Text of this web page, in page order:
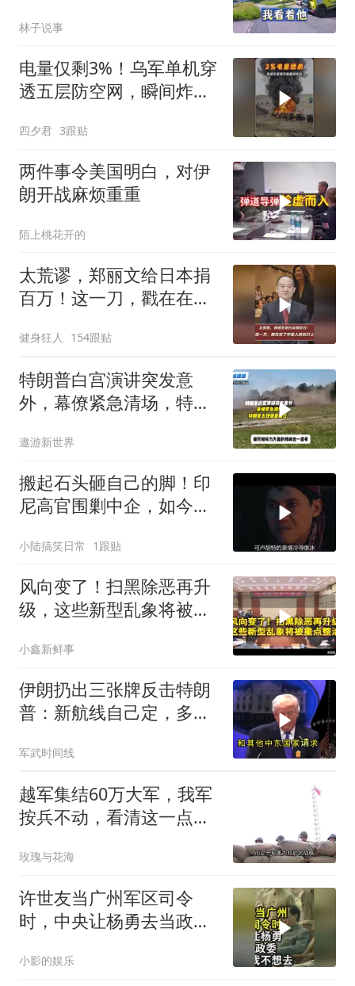
林子说事
电量仅剩3%！乌军单机穿
透五层防空网，瞬间炸飞
四夕君 3跟贴
两件事令美国明白，对伊
朗开战麻烦重重
陌上桃花开的
太荒谬，郑丽文给日本捐
百万！这一刀，戳在在了
健身狂人 154跟贴
特朗普白宫演讲突发意
外，幕僚紧急清场，特朗
遨游新世界
搬起石头砸自己的脚！印
尼高官围剿中企，如今烂
小陆搞笑日常 1跟贴
风向变了！扫黑除恶再升
级，这些新型乱象将被重
小鑫新鲜事
伊朗扔出三张牌反击特朗
普：新航线自己定，多国
前状态
军武时间线
越军集结60万大军，我军
按兵不动，看清这一点便
玫瑰与花海
许世友当广州军区司令
时，中央让杨勇去当政
小影的娱乐